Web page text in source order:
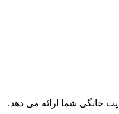
خانگی شما ارائه می دهد.